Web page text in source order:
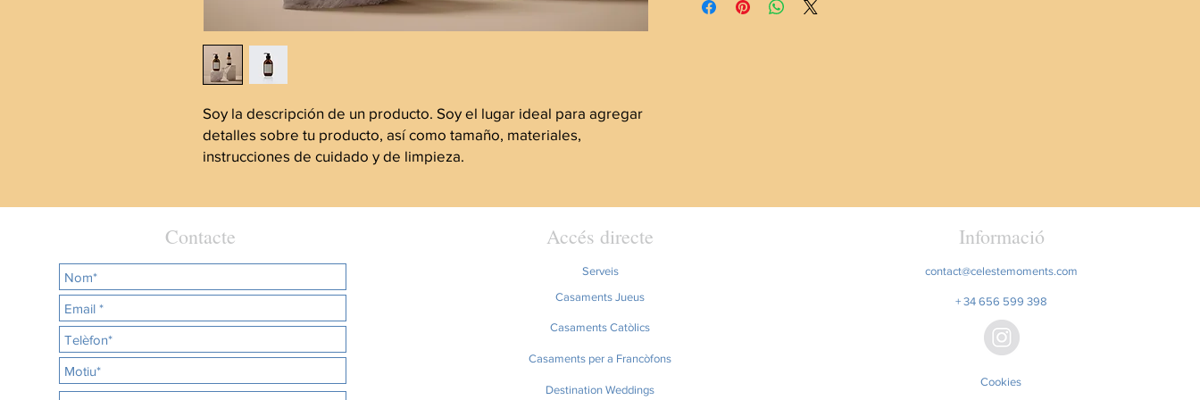
Soy la descripción de un producto. Soy el lugar ideal para agregar
detalles sobre tu producto, así como tamaño, materiales,
instrucciones de cuidado y de limpieza.
generas confianza y credibilidad en tus clientes, pues
información sobre tus métodos de envío, costos y
Contacte Accés directe
Serveis
Casaments Jueus
Casaments Catòlics
Casaments per a Francòfons
Destination Weddings
Informació
contact@celestemoments.com
+ 34 656 599 398
Cookies